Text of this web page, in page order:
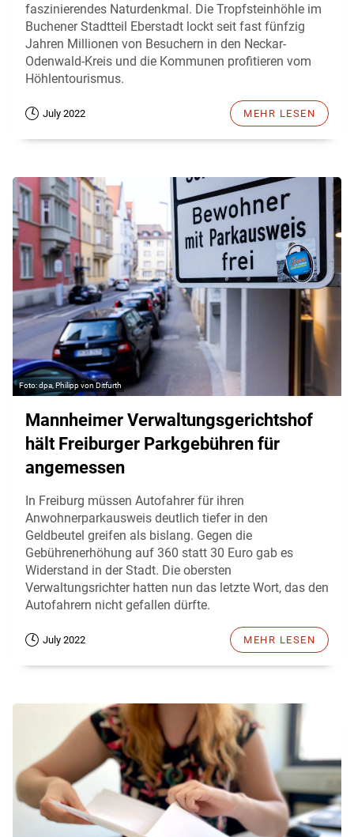
faszinierendes Naturdenkmal. Die Tropfsteinhöhle im
Buchener Stadtteil Eberstadt lockt seit fast fünfzig
Jahren Millionen von Besuchern in den Neckar-
Odenwald-Kreis und die Kommunen profitieren vom
Höhlentourismus.
July 2022 MEHR LESEN
dpa, Philipp von Ditfurth
Mannheimer Verwaltungsgerichtshof
hält Freiburger Parkgebühren für
angemessen
In Freiburg müssen Autofahrer für ihren
Anwohnerparkausweis deutlich tiefer in den
Geldbeutel greifen als bislang. Gegen die
Gebührenerhöhung auf 360 statt 30 Euro gab es
Widerstand in der Stadt. Die obersten
Verwaltungsrichter hatten nun das letzte Wort, das den
Autofahrern nicht gefallen dürfte.
July 2022 MEHR LESEN